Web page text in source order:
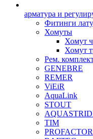
арматура и
Фитинги
Хомуты
Хомут
Хомут
Рем.
GENEBRE
REMER
ViEiR
AquaLink
STOUT
TIM
PROFACTOR